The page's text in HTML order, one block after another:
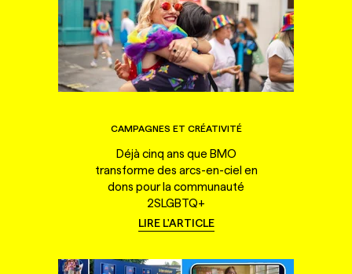
CAMPAGNES ET CRÉATIVITÉ
Déjà cinq ans que BMO
transforme des arcs-en-ciel en
dons pour la communauté
2SLGBTQ+
LIRE L'ARTICLE